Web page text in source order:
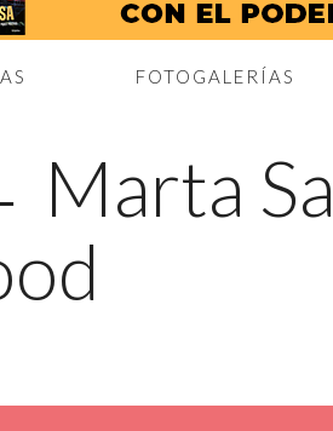
FOTOGALERÍAS
Marta